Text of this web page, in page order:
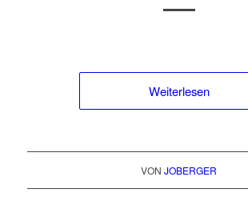
Weiterlesen
VONJOBERGER